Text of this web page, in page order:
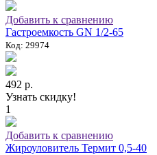
Добавить к сравнению
Гастроемкость GN 1/2-65
Код: 29974
492 р.
Узнать скидку!
1
Добавить к сравнению
Жироуловитель Термит 0,5-40